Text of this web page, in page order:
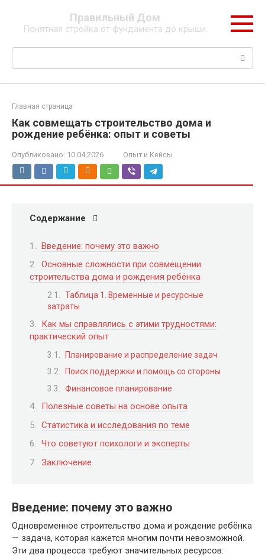
контенту
Правильный Дом
Понятная стройка от фундамента до крыши.
Поиск:
Главная страница
Как совмещать строительство дома и
рождение ребёнка: опыт и советы
Опубликовано: 10.04.2026 Опыт и Кейсы
Содержание
Введение: почему это важно
Основные сложности при совмещении
строительства дома и рождения ребёнка
Таблица 1. Временные и ресурсные
затраты
Как мы справлялись с этими трудностями:
практический опыт
Планирование и распределение задач
Поиск поддержки и помощь со стороны
Финансовое планирование
Полезные советы на основе опыта
Статистика и исследования по теме
Что советуют психологи и эксперты
Заключение
Введение: почему это важно
Одновременное строительство дома и рождение ребёнка
— задача, которая кажется многим почти невозможной.
Эти два процесса требуют значительных ресурсов: